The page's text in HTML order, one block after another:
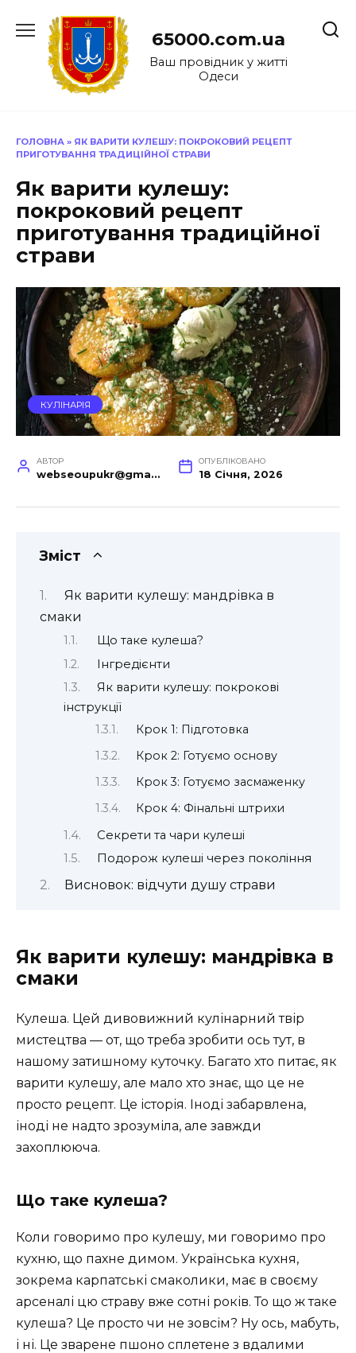
до
65000.com.ua
Ваш провідник у житті
Одеси
ГОЛОВНА » ЯК ВАРИТИ КУЛЕШУ: ПОКРОКОВИЙ РЕЦЕПТ
ПРИГОТУВАННЯ ТРАДИЦІЙНОЇ СТРАВИ
Як варити кулешу:
покроковий рецепт
приготування традиційної
страви
КУЛІНАРІЯ
АВТОР
webseoupukr@gmail.com
ОПУБЛІКОВАНО
18 Січня, 2026
Зміст
Як варити кулешу: мандрівка в
смаки
Що таке кулеша?
Інгредієнти
Як варити кулешу: покрокові
інструкції
Крок 1: Підготовка
Крок 2: Готуємо основу
Крок 3: Готуємо засмаженку
Крок 4: Фінальні штрихи
Секрети та чари кулеші
Подорож кулеші через покоління
Висновок: відчути душу страви
Як варити кулешу: мандрівка в
смаки
Кулеша. Цей дивовижний кулінарний твір
мистецтва — от, що треба зробити ось тут, в
нашому затишному куточку. Багато хто питає, як
варити кулешу, але мало хто знає, що це не
просто рецепт. Це історія. Іноді забарвлена,
іноді не надто зрозуміла, але завжди
захоплююча.
Що таке кулеша?
Коли говоримо про кулешу, ми говоримо про
кухню, що пахне димом. Українська кухня,
зокрема карпатські смаколики, має в своєму
арсеналі цю страву вже сотні років. То що ж таке
кулеша? Це просто чи не зовсім? Ну ось, мабуть,
і ні. Це зварене пшоно сплетене з вдалими